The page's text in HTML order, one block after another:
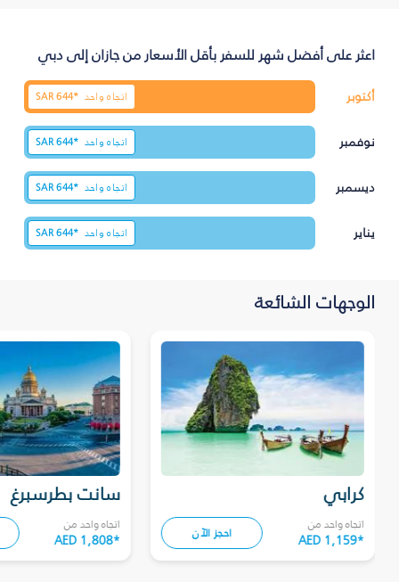
اعثر على أفضل شهر للسفر بأقل الأسعار من جازان إلى دبي
أكتوبر اتجاه واحد SAR644*
نوفمبر اتجاه واحد SAR644*
ديسمبر اتجاه واحد SAR644*
يناير اتجاه واحد SAR644*
الوجهات الشائعة
سانت بطرسبرغ
اتجاه واحد من
AED 1,808*
كرابي
اتجاه واحد من
AED 1,159* احجز الآن